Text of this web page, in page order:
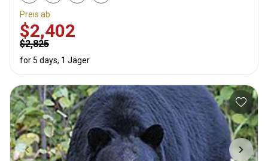
Preis ab
$2,402
$2,825
for 5 days, 1 Jäger